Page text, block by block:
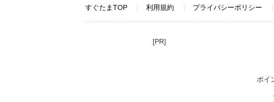
すぐたまTOP 利用規約 プライバシーポリシー
[PR]
ポイ